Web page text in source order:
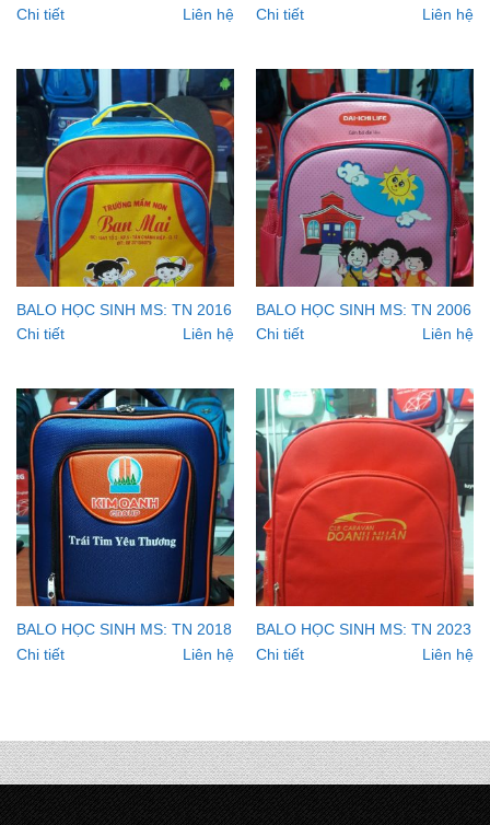
Chi tiết
Liên hệ
Chi tiết
Liên hệ
BALO HỌC SINH MS: TN 2016
Chi tiết
Liên hệ
BALO HỌC SINH MS: TN 2006
Chi tiết
Liên hệ
BALO HỌC SINH MS: TN 2018
Chi tiết
Liên hệ
BALO HỌC SINH MS: TN 2023
Chi tiết
Liên hệ